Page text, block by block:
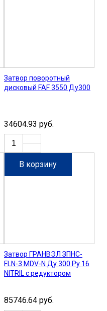
Затвор поворотный
дисковый FAF 3550 Ду300
34604.93 руб.
В корзину
Затвор ГРАНВЭЛ ЗПНС-
FLN-3 MDV-N Ду 300 Ру 16
NITRIL с редуктором
85746.64 руб.